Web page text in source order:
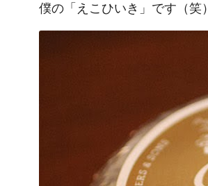
僕の「えこひいき」です（笑）